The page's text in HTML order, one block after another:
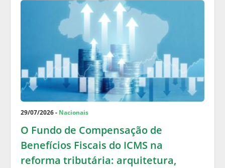
29/07/2026 - Nacionais
O Fundo de Compensação de
Benefícios Fiscais do ICMS na
reforma tributária: arquitetura,